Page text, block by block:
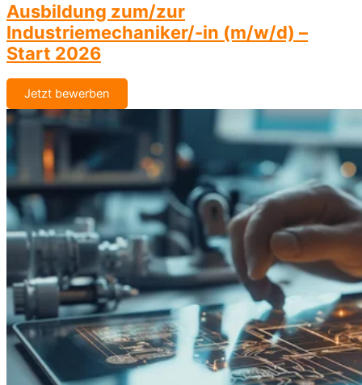
Ausbildung zum/zur
Industriemechaniker/-in (m/w/d) –
Start 2026
Jetzt bewerben